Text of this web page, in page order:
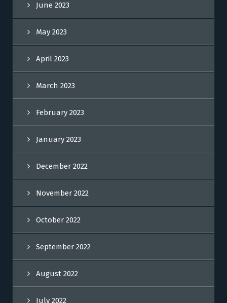
June 2023
May 2023
April 2023
March 2023
February 2023
January 2023
December 2022
November 2022
October 2022
September 2022
August 2022
July 2022